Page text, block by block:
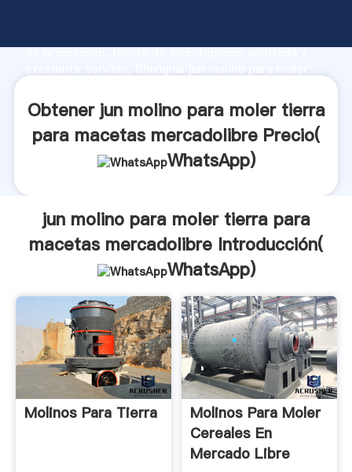
de producción, fuerza de investigación avanzada y
valor y aporta valores a todos los clientes.
Obtener jun molino para moler tierra
para macetas mercadolibre Precio(
WhatsApp)
jun molino para moler tierra para
macetas mercadolibre Introducción(
WhatsApp)
Molinos Para Tierra
Molinos Para Moler
Cereales En
Mercado Libre